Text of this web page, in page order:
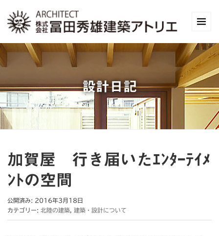
設計日記
加賀屋 行き届いたｴﾝﾀｰﾃｲﾒ
ﾝﾄの空間
公開済み: 2016年3月18日
カテゴリー: 北陸の建築 建築・設計について